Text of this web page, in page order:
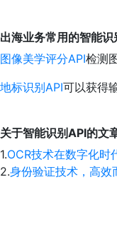
出海业务常用的智能识
图像美学评分API检测
地标识别API可以获得
关于智能识别API的文
1.OCR技术在数字化时
2.身份验证技术，高效